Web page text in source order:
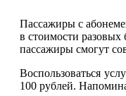
Пассажиры с
в стоимости
пассажиры смогут
Воспользоваться
100 рублей.